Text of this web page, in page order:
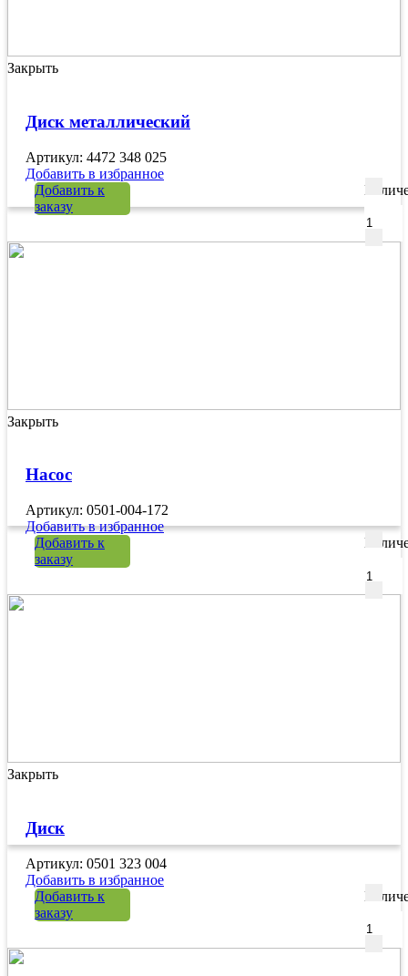
Закрыть
Диск металлический
Артикул: 4472 348 025
Добавить в избранное
Добавить к
заказу
Закрыть
Насос
Артикул: 0501-004-172
Добавить в избранное
Добавить к
заказу
Закрыть
Диск
Артикул: 0501 323 004
Добавить в избранное
Добавить к
заказу